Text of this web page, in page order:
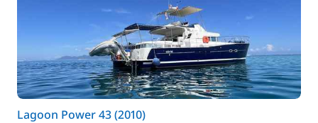
Lagoon Power 43 (2010)